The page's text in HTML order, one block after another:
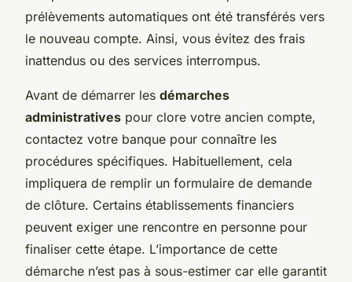
prélèvements automatiques ont été transférés vers
le nouveau compte. Ainsi, vous évitez des frais
inattendus ou des services interrompus.
Avant de démarrer les démarches
administratives pour clore votre ancien compte,
contactez votre banque pour connaître les
procédures spécifiques. Habituellement, cela
impliquera de remplir un formulaire de demande
de clôture. Certains établissements financiers
peuvent exiger une rencontre en personne pour
finaliser cette étape. L’importance de cette
démarche n’est pas à sous-estimer car elle garantit